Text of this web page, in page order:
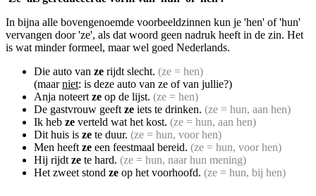
In bijna alle bovengenoemde voorbeeldzinnen kun je 'hen' of 'hun'
vervangen door 'ze', als dat woord geen nadruk heeft in de zin. Het
is wat minder formeel, maar wel goed Nederlands.
Die auto van ze rijdt slecht. (ze = hen)
(maarniet: is deze auto van ze of van jullie?)
Anja noteert ze op de lijst. (ze = hen)
De gastvrouw geeft ze iets te drinken. (ze = hun, aan hen)
Ik heb ze verteld wat het kost. (ze = hun, aan hen)
Dit huis is ze te duur. (ze = hun, voor hen)
Men heeft ze een feestmaal bereid. (ze = hun, voor hen)
Hij rijdt ze te hard. (ze = hun, naar hun mening)
Het zweet stond ze op het voorhoofd. (ze = hun, bij hen)